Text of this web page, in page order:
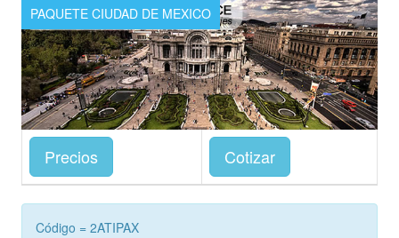
PAQUETE CIUDAD DE MEXICO
Precios Cotizar
Código = 2ATIPAX